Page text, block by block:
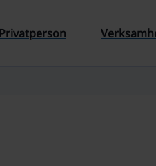
Privatperson